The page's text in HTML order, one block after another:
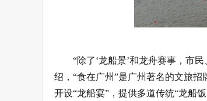
“除了‘龙船景’和龙舟赛事，市
绍，“食在广州”是广州著名的文旅
开设“龙船宴”，提供多道传统“龙船